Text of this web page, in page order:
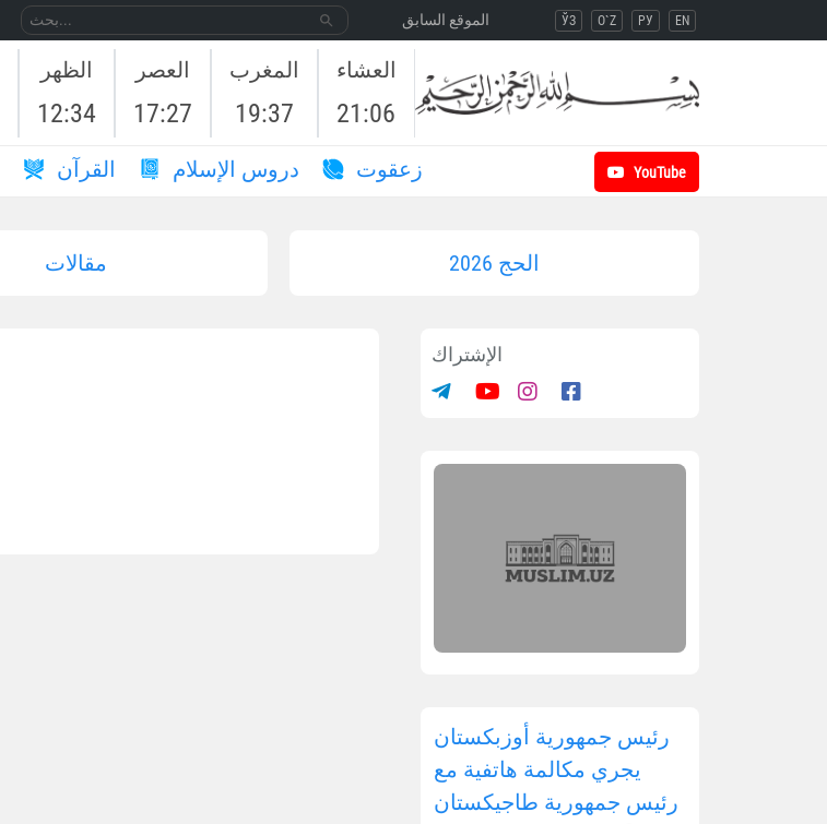
الموقع السابق ЎЗ O`Z РУ EN
الظهر
12:34
العصر
17:27
المغرب
19:37
العشاء
21:06
القرآن دروس الإسلام زعقوت YouTube
مقالات الحج 2026
الإشتراك
رئيس جمهورية أوزبكستان
يجري مكالمة هاتفية مع
رئيس جمهورية طاجيكستان